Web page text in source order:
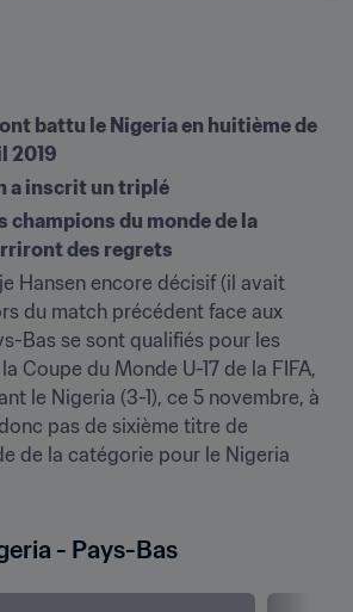
ont battu le Nigeria en huitième de
2019
a inscrit un triplé
champions du monde de la
des regrets
Hansen encore décisif (il avait
du match précédent face aux
Bas se sont qualifiés pour les
Coupe du Monde U-17 de la FIFA,
le Nigeria (3-1), ce 5 novembre, à
pas de sixième titre de
de la catégorie pour le Nigeria
- Pays-Bas